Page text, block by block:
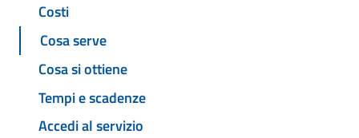
Costi
Cosa serve
Cosa si ottiene
Tempi e scadenze
Accedi al servizio